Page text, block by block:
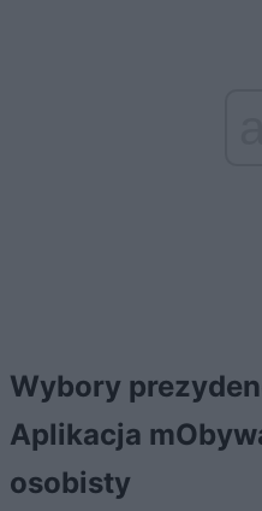
Wybory
Aplikacja
osobisty